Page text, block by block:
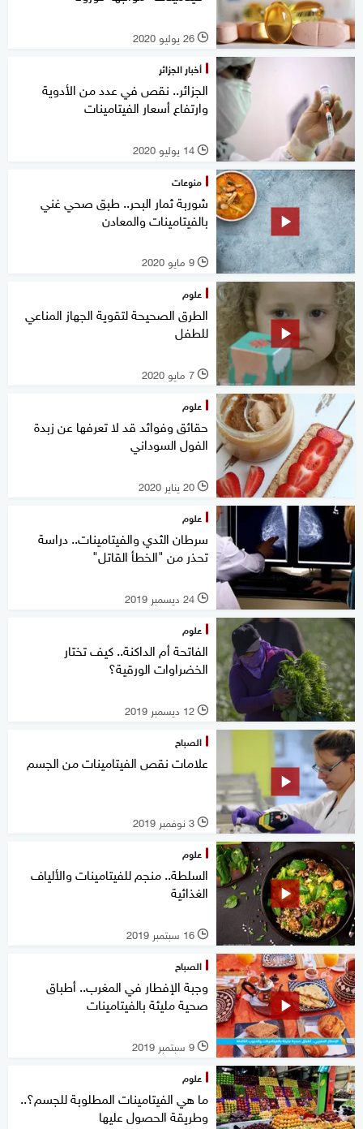
l 26 يوليو 2020
أخبار الجزائر
الجزائر.. نقص في عدد من الأدوية
وارتفاع أسعار الفيتامينات
l 14 يوليو 2020
منوعات
شوربة ثمار البحر.. طبق صحي غني
بالفيتامينات والمعادن
l 9 مايو 2020
علوم
الطرق الصحيحة لتقوية الجهاز المناعي
للطفل
l 7 مايو 2020
علوم
حقائق وفوائد قد لا تعرفها عن زبدة
الفول السوداني
l 20 يناير 2020
علوم
سرطان الثدي والفيتامينات.. دراسة
تحذر من "الخطأ القاتل"
l 24 ديسمبر 2019
علوم
الفاتحة أم الداكنة.. كيف تختار
الخضراوات الورقية؟
l 12 ديسمبر 2019
الصباح
علامات نقص الفيتامينات من الجسم
l 3 نوفمبر 2019
علوم
السلطة.. منجم للفيتامينات والألياف
الغذائية
l 16 سبتمبر 2019
الصباح
وجبة الإفطار في المغرب.. أطباق
صحية مليئة بالفيتامينات
l 9 سبتمبر 2019
علوم
ما هي الفيتامينات المطلوبة للجسم؟..
وطريقة الحصول عليها